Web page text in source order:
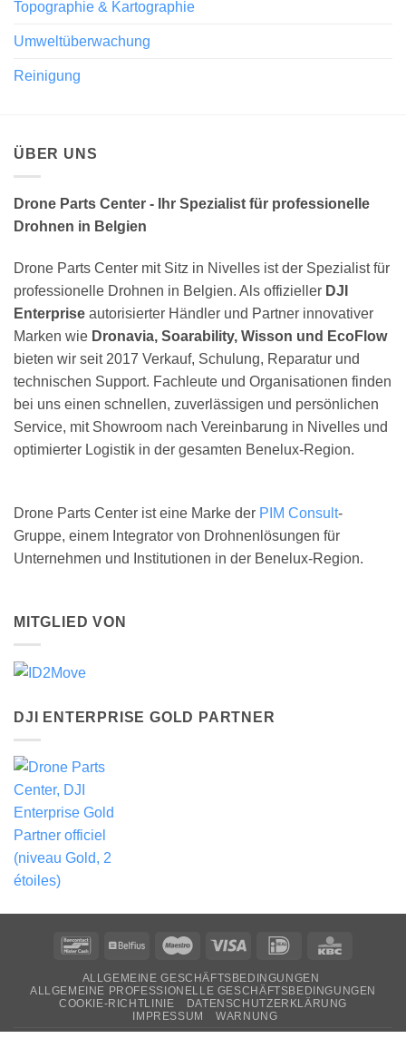
Topographie & Kartographie
Umweltüberwachung
Reinigung
ÜBER UNS
Drone Parts Center - Ihr Spezialist für professionelle
Drohnen in Belgien
Drone Parts Center mit Sitz in Nivelles ist der Spezialist für
professionelle Drohnen in Belgien. Als offizieller DJI
Enterprise autorisierter Händler und Partner innovativer
Marken wie Dronavia, Soarability, Wisson und EcoFlow
bieten wir seit 2017 Verkauf, Schulung, Reparatur und
technischen Support. Fachleute und Organisationen finden
bei uns einen schnellen, zuverlässigen und persönlichen
Service, mit Showroom nach Vereinbarung in Nivelles und
optimierter Logistik in der gesamten Benelux-Region.
Drone Parts Center ist eine Marke der PIM Consult-
Gruppe, einem Integrator von Drohnenlösungen für
Unternehmen und Institutionen in der Benelux-Region.
MITGLIED VON
DJI ENTERPRISE GOLD PARTNER
BancontactBelfius Maestro Ideal
ALLGEMEINE GESCHÄFTSBEDINGUNGEN
ALLGEMEINE PROFESSIONELLE GESCHÄFTSBEDINGUNGEN
COOKIE-RICHTLINIE
DATENSCHUTZERKLÄRUNG
IMPRESSUM
WARNUNG